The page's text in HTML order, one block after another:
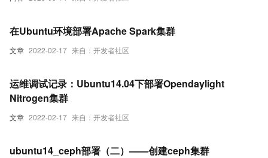
文章 2022-02-17 来自：开发者社区
在Ubuntu环境部署Apache Spark集群
文章 2022-02-17 来自：开发者社区
运维调试记录：Ubuntu14.04下部署Opendaylight
Nitrogen集群
ubuntu14_ceph部署（二）——创建ceph集群